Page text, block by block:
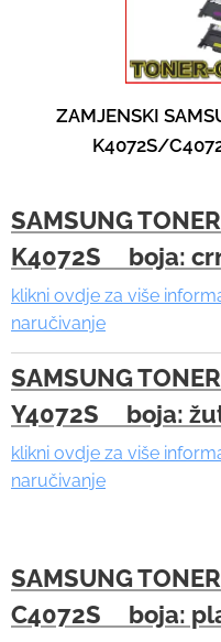
ZAMJENSKI
K4072S/
SAMSUNG
K4072S boja:
klikni ovdje za više
naručivanje
SAMSUNG
Y4072S boja:
klikni ovdje za više
naručivanje
SAMSUNG
C4072S boja: